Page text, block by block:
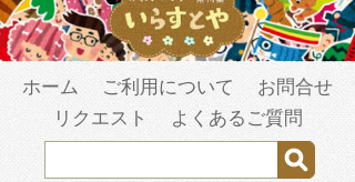
ホーム ご利用について
お問合せ
リクエスト
よくあるご質問